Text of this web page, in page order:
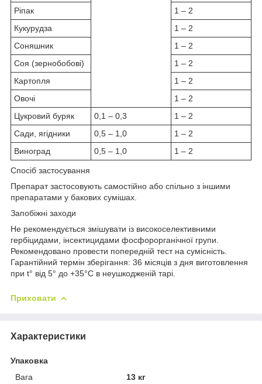
Ріпак
1 – 2
Кукурудза
1 – 2
Соняшник
1 – 2
Соя (зернобобові)
1 – 2
Картопля
1 – 2
Овочі
1 – 2
Цукровий буряк
0,1 – 0,3
1 – 2
Сади, ягідники
0,5 – 1,0
1 – 2
Виноград
0,5 – 1,0 1 – 2
Спосіб застосування
Препарат застосовують самостійно або спільно з іншими
препаратами у бакових сумішах.
Запобіжні заходи
Не рекомендується змішувати із високоселективними
гербіцидами, інсектицидами фосфорорганічної групи.
Рекомендовано провести попередній тест на сумісність.
Гарантійний термін зберігання: 36 місяців з дня виготовлення
при t° від 5° до +35°С в неушкодженій тарі.
Приховати
Характеристики
Упаковка
Вага
13 кг